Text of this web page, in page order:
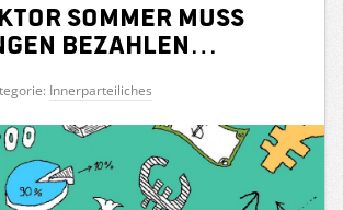
Sommer muss
bezahlen…
Innerparteiliches